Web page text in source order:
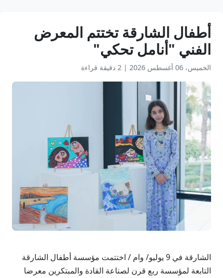
أطفال الشارقة تختتم المعرض
الفني "أنامل تحكي"
الخميس، 06 أغسطس 2026 | 2 دقيقة قراءة
الشارقة في 9 يوليو/ وام / اختتمت مؤسسة أطفال الشارقة
التابعة لمؤسسة ربع قرن لصناعة القادة والمبتكرين معرضا